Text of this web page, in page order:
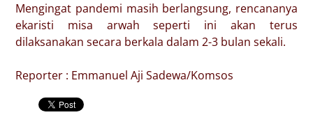
Mengingat pandemi masih berlangsung, rencananya
ekaristi misa arwah seperti ini akan terus
dilaksanakan secara berkala dalam 2-3 bulan sekali.
Reporter : Emmanuel Aji Sadewa/Komsos